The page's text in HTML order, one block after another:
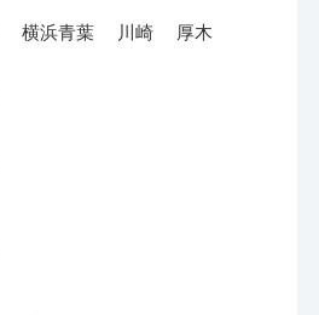
横浜青葉 川崎 厚木